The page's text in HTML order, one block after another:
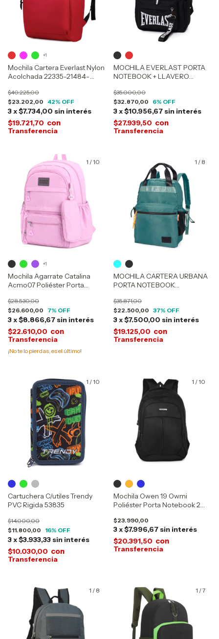
Mochila Cartera Everlast Nylon
Acolchada 22335-21484-
22158-22159
$23.202,00
$40.225,00
42% OFF
3x$7.734,00 sin interés
$19.721,70 con
+1
MOCHILA EVERLAST PORTA
NOTEBOOK + LLAVERO
$32.870,00
$35.000,00
6% OFF
3x$10.956,67 sin interés
$27.939,50 con
1 /10
Mochila Agarrate Catalina
Acmo07 Poliéster Porta
$26.600,00
$28.530,00
7% OFF
3x$8.866,67 sin interés
$22.610,00 con
¡No te lo pierdas, es el último!
+1
1 / 8
MOCHILA CARTERA URBANA
PORTA NOTEBOOK
$22.500,00
$35.871,00
37% OFF
3x$7.500,00 sin interés
$19.125,00 con
1 /10
Cartuchera C/utiles Trendy
PVC Rigida 53835
$11.800,00
$14.000,00
16% OFF
3x$3.933,33 sin interés
$10.030,00 con
1 /10
Mochila Owen 19 Owmi
Poliéster Porta Notebook 2
$23.990,00
3x$7.996,67 sin interés
$20.391,50 con
1 / 8 1 /7